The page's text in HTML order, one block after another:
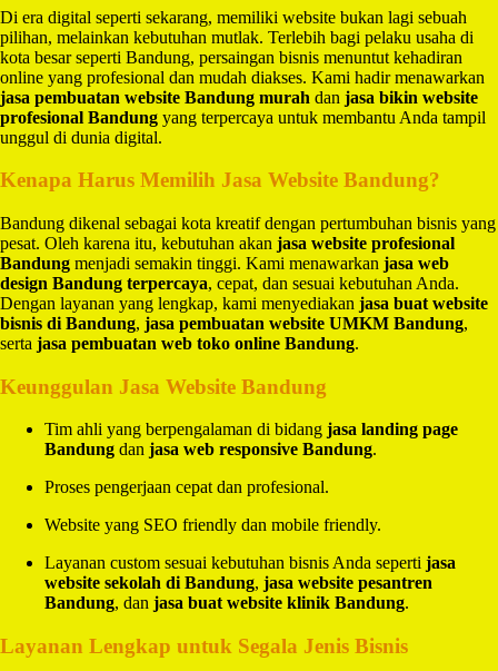
Di era digital seperti sekarang, memiliki website bukan lagi sebuah
pilihan, melainkan kebutuhan mutlak. Terlebih bagi pelaku usaha di
kota besar seperti Bandung, persaingan bisnis menuntut kehadiran
online yang profesional dan mudah diakses. Kami hadir menawarkan
jasa pembuatan website Bandung murah dan jasa bikin website
profesional Bandung yang terpercaya untuk membantu Anda tampil
unggul di dunia digital.
Kenapa Harus Memilih Jasa Website Bandung?
Bandung dikenal sebagai kota kreatif dengan pertumbuhan bisnis yang
pesat. Oleh karena itu, kebutuhan akan jasa website profesional
Bandung menjadi semakin tinggi. Kami menawarkan jasa web
design Bandung terpercaya, cepat, dan sesuai kebutuhan Anda.
Dengan layanan yang lengkap, kami menyediakan jasa buat website
bisnis di Bandung, jasa pembuatan website UMKM Bandung,
serta jasa pembuatan web toko online Bandung.
Keunggulan Jasa Website Bandung
Tim ahli yang berpengalaman di bidang jasa landing page
Bandung dan jasa web responsive Bandung.
Proses pengerjaan cepat dan profesional.
Website yang SEO friendly dan mobile friendly.
Layanan custom sesuai kebutuhan bisnis Anda seperti jasa
website sekolah di Bandung, jasa website pesantren
Bandung, dan jasa buat website klinik Bandung.
Layanan Lengkap untuk Segala Jenis Bisnis